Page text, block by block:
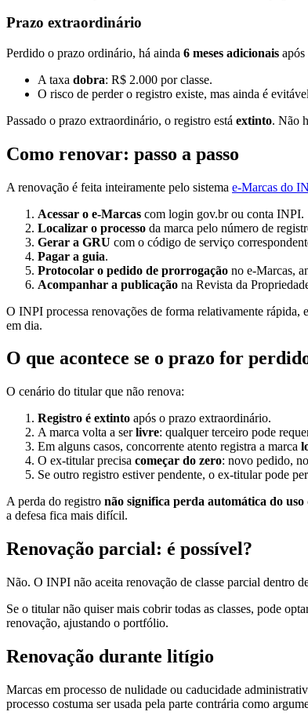
Prazo extraordinário
Perdido o prazo ordinário, há ainda 6 meses adicionais
A taxa dobra: R$ 2.000 por classe.
O risco de perder o registro existe, mas ainda é
Passado o prazo extraordinário, o registro está extinto. Não
Como renovar: passo a passo
A renovação é feita inteiramente pelo sistema e-Marcas do
Acessar o e-Marcas com login gov.br ou conta INPI.
Localizar o processo da marca pelo número de
Gerar a GRU com o código de serviço
Pagar a guia.
Protocolar o pedido de prorrogação no e-Marcas,
Acompanhar a publicação na Revista da
O INPI processa renovações de forma relativamente rápida,
em dia.
O que acontece se o prazo for
O cenário do titular que não renova:
Registro é extinto após o prazo extraordinário.
A marca volta a serlivre: qualquer terceiro pode
Em alguns casos, concorrente atento registra a marca
O ex-titular precisa começar do zero: novo pedido,
Se outro registro estiver pendente, o ex-titular pode
A perda do registro não significa perda automática do uso
a defesa fica mais difícil.
Renovação parcial: é possível?
Não. O INPI não aceita renovação de classe parcial dentro
Se o titular não quiser mais cobrir todas as classes, pode
renovação, ajustando o portfólio.
Renovação durante litígio
Marcas em processo de nulidade ou caducidade
processo costuma ser usada pela parte contrária como